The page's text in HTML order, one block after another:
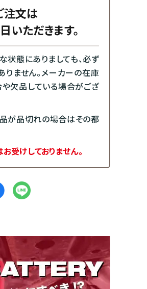
注文は
ただきます。
態にありましても、必ず
ません。メーカーの在庫
欠品している場合がござ
が品切れの場合はその都
受けしておりません。